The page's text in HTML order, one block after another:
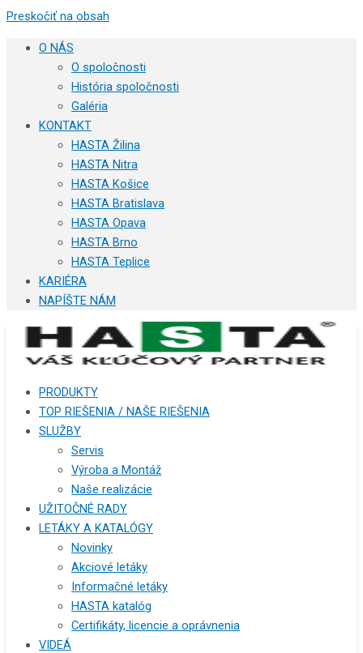
Preskočiť na obsah
O NÁS
O spoločnosti
História spoločnosti
Galéria
KONTAKT
HASTA Žilina
HASTA Nitra
HASTA Košice
HASTA Bratislava
HASTA Opava
HASTA Brno
HASTA Teplice
KARIÉRA
NAPÍŠTE NÁM
PRODUKTY
TOP RIEŠENIA / NAŠE RIEŠENIA
SLUŽBY
Servis
Výroba a Montáž
Naše realizácie
UŽITOČNÉ RADY
LETÁKY A KATALÓGY
Novinky
Akciové letáky
Informačné letáky
HASTA katalóg
Certifikáty, licencie a oprávnenia
VIDEÁ